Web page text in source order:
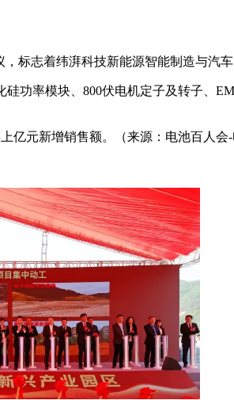
标志着纬湃科技新能源智能制造与汽
功率模块、800伏电机定子及转子、
亿元新增销售额。（来源：电池百人会-